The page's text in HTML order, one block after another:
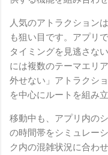
人気のアトラクション
も狙い目です。アプリ
タイミングを見逃さな
には複数のテーマエリ
外せない」アトラクシ
を中心にルートを組み
移動中も、アプリ内の
の時間帯をシミュレー
ク内の混雑状況に合わ